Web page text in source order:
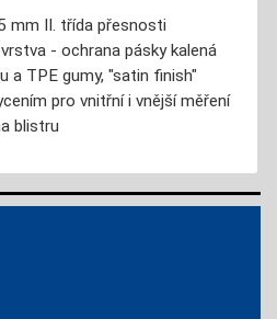
mm II. třída přesnosti
- ochrana pásky kalená
a TPE gumy, "satin finish"
pro vnitřní i vnější měření
blistru